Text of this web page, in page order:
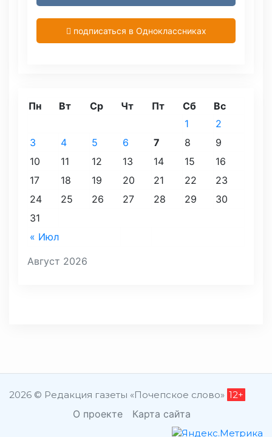
подписаться в Одноклассниках
Август 2026
Пн Вт Ср Чт Пт Сб Вс
« Июл
1
2
3
4 5 6 7 8
9
10
11 12 13 14 15
16
17
18 19 20 21 22
23
24
25 26 27 28 29
30
31
2026 © Редакция газеты «Почепское слово» 12+
О проекте Карта сайта